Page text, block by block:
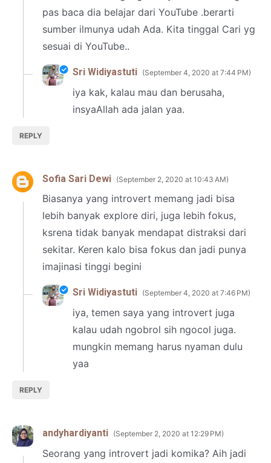
pas baca dia belajar dari YouTube .berarti
sumber ilmunya udah Ada. Kita tinggal Cari yg
sesuai di YouTube..
REPLY
Sri Widiyastuti September 4, 2020 at 7:44 PM
iya kak, kalau mau dan berusaha,
insyaAllah ada jalan yaa.
Sofia Sari Dewi September 2, 2020 at 10:43 AM
Biasanya yang introvert memang jadi bisa
lebih banyak explore diri, juga lebih fokus,
ksrena tidak banyak mendapat distraksi dari
sekitar. Keren kalo bisa fokus dan jadi punya
imajinasi tinggi begini
REPLY
Sri Widiyastuti September 4, 2020 at 7:46 PM
iya, temen saya yang introvert juga
kalau udah ngobrol sih ngocol juga.
mungkin memang harus nyaman dulu
yaa
andyhardiyanti September 2, 2020 at 12:29 PM
Seorang yang introvert jadi komika? Aih jadi